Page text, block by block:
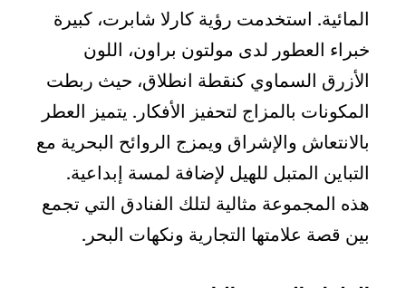
المائية. استخدمت رؤية كارلا شابرت، كبيرة
خبراء العطور لدى مولتون براون، اللون
الأزرق السماوي كنقطة انطلاق، حيث ربطت
المكونات بالمزاج لتحفيز الأفكار. يتميز العطر
بالانتعاش والإشراق ويمزج الروائح البحرية مع
التباين المتبل للهيل لإضافة لمسة إبداعية.
هذه المجموعة مثالية لتلك الفنادق التي تجمع
بين قصة علامتها التجارية ونكهات البحر.